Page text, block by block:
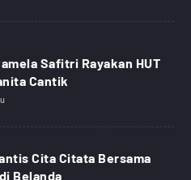
Safitri Rayakan HUT
Cantik
Cita Citata Bersama
Belanda